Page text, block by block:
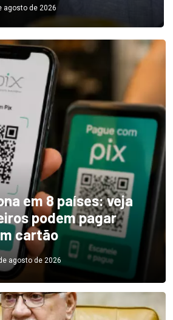
agosto de 2026
em 8 países: veja
podem pagar
cartão
agosto de 2026